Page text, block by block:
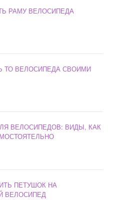
РАМУ ВЕЛОСИПЕДА
ТО ВЕЛОСИПЕДА СВОИМИ
ВЕЛОСИПЕДОВ: ВИДЫ, КАК
ПЕТУШОК НА
ВЕЛОСИПЕД